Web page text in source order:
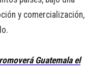
y comercialización,
Guatemala el